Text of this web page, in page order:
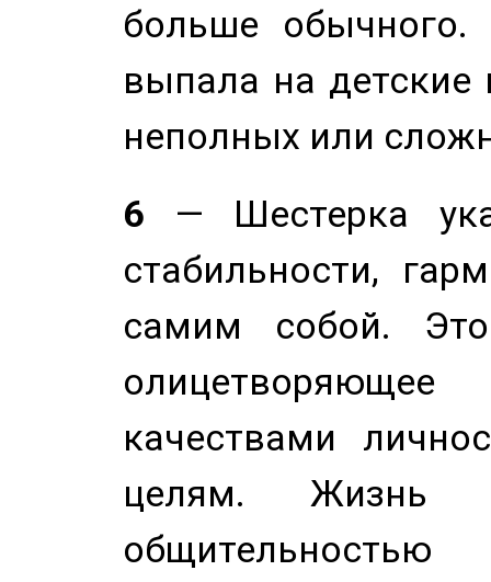
больше
выпала на детские
неполных или
6 — Шестерка
стабильности,
самим собой.
качествами
целям. Жизнь